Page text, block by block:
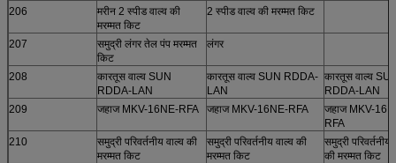
206
मरीन 2 स्पीड वाल्व की
मरम्मत किट
2 स्पीड वाल्व की मरम्मत किट
207
समुद्री लंगर तेल पंप मरम्मत
किट
लंगर
208
कारतूस वाल्व SUN
RDDA-LAN
कारतूस वाल्व SUN RDDA-
LAN
कारतूस वाल्व
RDDA-LAN
209
जहाज MKV-16NE-RFA जहाज MKV-16NE-RFA
जहाज MKV-
RFA
210
समुद्री परिवर्तनीय वाल्व की
मरम्मत किट
समुद्री परिवर्तनीय वाल्व की
मरम्मत किट
समुद्री परिवर्तनीय
की मरम्मत किट